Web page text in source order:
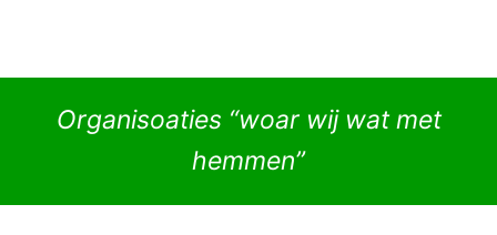
Organisoaties “woar wij wat met
hemmen”